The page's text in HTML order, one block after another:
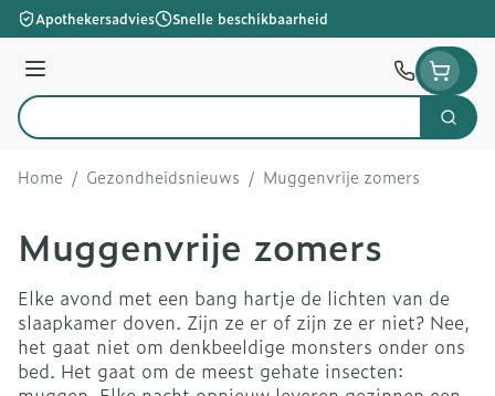
Ga naar de inhoud
Apothekersadvies Snelle beschikbaarheid
Menu
Product, merk, categorie...
Zoek
Home / Gezondheidsnieuws / Muggenvrije zomers
Muggenvrije zomers
Elke avond met een bang hartje de lichten van de
slaapkamer doven. Zijn ze er of zijn ze er niet? Nee,
het gaat niet om denkbeeldige monsters onder ons
bed. Het gaat om de meest gehate insecten: